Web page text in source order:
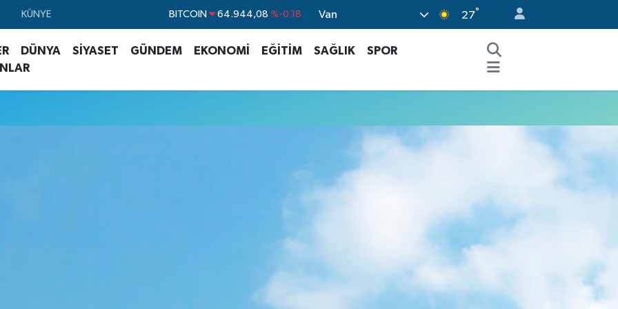
KÜNYE BITCOIN 64.944,08 %-0.18 Van 27°
DÜNYA SİYASET GÜNDEM EKONOMİ EĞİTİM SAĞLIK
SPOR